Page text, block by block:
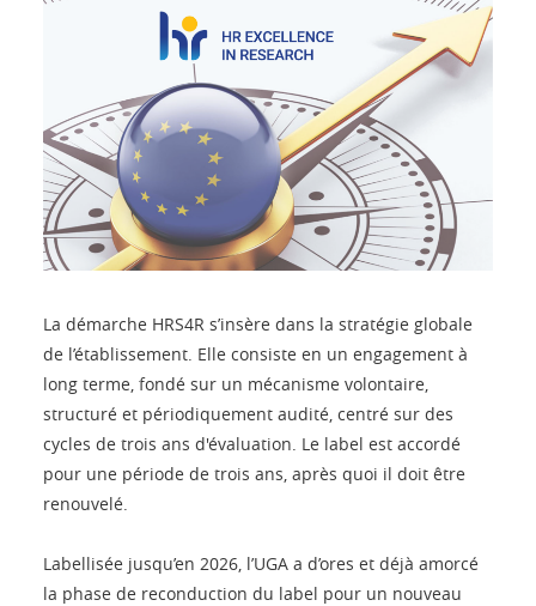
La démarche HRS4R s’insère dans la stratégie globale
de l’établissement. Elle consiste en un engagement à
long terme, fondé sur un mécanisme volontaire,
structuré et périodiquement audité, centré sur des
cycles de trois ans d'évaluation. Le label est accordé
pour une période de trois ans, après quoi il doit être
renouvelé.
Labellisée jusqu’en 2026, l’UGA a d’ores et déjà amorcé
la phase de reconduction du label pour un nouveau